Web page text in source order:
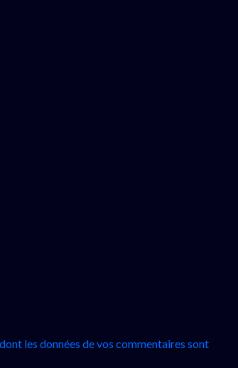
les données de vos commentaires sont